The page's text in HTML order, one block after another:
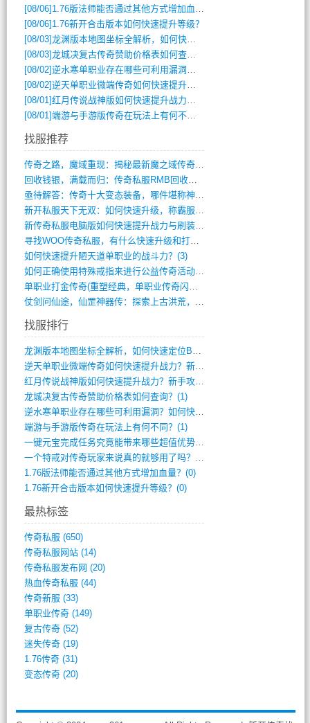
[08/06] 1.76版法师能否通过其他方式增加血量？
[08/06] 1.76新开合击版本如何快速提升等级？
[08/03]龙渊版本地图坐标全解析，如何快速定位BOSS位置？
[08/03]龙城决复古传奇赞助价格表如何查询？
[08/02]逆水寒单职业存在哪些可利用漏洞？如何快速提升战力？
[08/02]逆天单职业微端传奇如何快速提升战力？新手必看攻略
[08/01]红月传说战神版如何快速提升战力？新手攻略全解析？
[08/01]端游与手游版传奇在玩法上有何不同？
找服推荐
传奇之路，魔域重现：揭秘最新魔之域传奇攻(712)
回收钱银，满载而归：传奇私服RMB回收装(548)
亟待解答：传奇十大变态装备，哪件堪称神器(347)
新开私服天下无双：如何快速升级，称霸服务(681)
新传奇私服电脑版如何快速提升战力与刷装备(835)
寻找WOO传奇私服，有什么快速升级和打宝(864)
如何快速提升陋天道单职业的战斗力？(3)
如何正确使用特殊戒指来进行公益传奇活动？(10)
单职业打金传奇(重塑经典，单职业传奇闪耀(10)
仗剑问仙途，仙罡神器传：探索上古洪荒，揭(813)
找服排行
龙渊版本地图坐标全解析，如何快速定位BO(3)
逆天单职业微端传奇如何快速提升战力？新手(2)
红月传说战神版如何快速提升战力？新手攻略(2)
龙城决复古传奇赞助价格表如何查询？(1)
逆水寒单职业存在哪些可利用漏洞？如何快速(1)
端游与手游版传奇在玩法上有何不同？(1)
一键元宝完成任务究竟能带来哪些超值优势？(0)
一个特戒对传奇玩家来说真的就够用了吗？(0)
1.76版法师能否通过其他方式增加血量？(0)
1.76新开合击版本如何快速提升等级？(0)
最热标签
传奇私服 (650)
传奇私服网站(14)
传奇私服发布网 (20)
热血传奇私服 (44)
传奇新服 (33)
单职业传奇(149)
复古传奇(52)
迷失传奇(19)
1.76传奇(31)
变态传奇(20)